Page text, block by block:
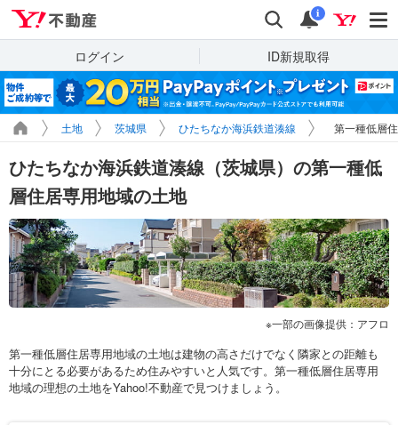
検索 通知
i
ログイン ID新規取得
土地 茨城県 ひたちなか海浜鉄道湊線 第一種低層
ひたちなか海浜鉄道湊線（茨城県）の第一種低
層住居専用地域の土地
一部の画像提供：アフロ
第一種低層住居専用地域の土地は建物の高さだけでなく隣家との距離も
十分にとる必要があるため住みやすいと人気です。第一種低層住居専用
地域の理想の土地をYahoo!不動産で見つけましょう。